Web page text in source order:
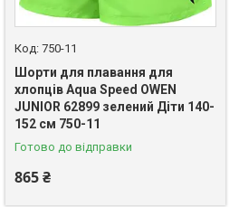
750-11
Шорти для плавання для
хлопців Aqua Speed OWEN
JUNIOR 62899 зелений Діти 140-
152 см 750-11
Готово до відправки
865 ₴